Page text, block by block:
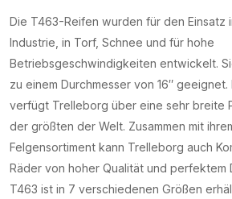
Die T463-Reifen wurden für den Einsatz
Industrie, in Torf, Schnee und für hohe
Betriebsgeschwindigkeiten entwickelt.
zu einem Durchmesser von 16″
verfügt Trelleborg über eine sehr breite
der größten der Welt. Zusammen mit
Felgensortiment kann Trelleborg auch
Räder von hoher Qualität und perfektem
T463 ist in 7 verschiedenen Größen